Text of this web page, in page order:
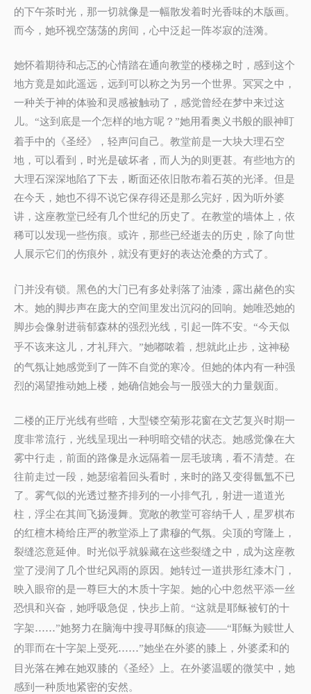
的下午茶时光，那一切就像是一幅散发着时光香味的木版画。
而今，她环视空荡荡的房间，心中泛起一阵岑寂的涟漪。
她怀着期待和忐忑的心情踏在通向教堂的楼梯之时，感到这个
地方竟是如此遥远，远到可以称之为另一个世界。冥冥之中，
一种关于神的体验和灵感被触动了，感觉曾经在梦中来过这
儿。 “这到底是一个怎样的地方呢？ ”她用看奥义书般的眼神盯
着手中的《圣经》，轻声问自己。教堂前是一大块大理石空
地，可以看到，时光是破坏者，而人为的则更甚。有些地方的
大理石深深地陷了下去，断面还依旧散布着石英的光泽。但是
在今天，她也不得不说它保存得还是那么完好，因为听外婆
讲，这座教堂已经有几个世纪的历史了。在教堂的墙体上，依
稀可以发现一些伤痕。或许，那些已经逝去的历史，除了向世
人展示它们的伤痕外，就没有更好的表达沧桑的方式了。
门并没有锁。黑色的大门已有多处剥落了油漆，露出赭色的实
木。她的脚步声在庞大的空间里发出沉闷的回响。她唯恐她的
脚步会像射进蓊郁森林的强烈光线，引起一阵不安。 “今天似
乎不该来这儿，才礼拜六。 ”她嘟哝着，想就此止步，这神秘
的气氛让她感觉到了一阵不自觉的寒冷。但她的体内有一种强
烈的渴望推动她上楼，她确信她会与一股强大的力量觌面。
二楼的正厅光线有些暗，大型镂空菊形花窗在文艺复兴时期一
度非常流行，光线呈现出一种明暗交错的状态。她感觉像在大
雾中行走，前面的路像是永远隔着一层毛玻璃，看不清楚。在
往前走过一段，她瑟缩着回头看时，来时的路又变得氤氲不已
了。雾气似的光透过整齐排列的一小排气孔，射进一道道光
柱，浮尘在其间飞扬漫舞。宽敞的教堂可容纳千人，星罗棋布
的红檀木椅给庄严的教堂添上了肃穆的气氛。尖顶的穹隆上，
裂缝恣意延伸。时光似乎就躲藏在这些裂缝之中，成为这座教
堂了浸润了几个世纪风雨的原因。她转过一道拱形红漆木门，
映入眼帘的是一尊巨大的木质十字架。她的心中忽然平添一丝
恐惧和兴奋，她呼吸急促，快步上前。 “这就是耶稣被钉的十
字架……”她努力在脑海中搜寻耶稣的痕迹——“耶稣为赎世人
的罪而在十字架上受死……”她坐在外婆的膝上，外婆柔和的
目光落在摊在她双膝的《圣经》上。在外婆温暖的微笑中，她
感到一种质地紧密的安然。